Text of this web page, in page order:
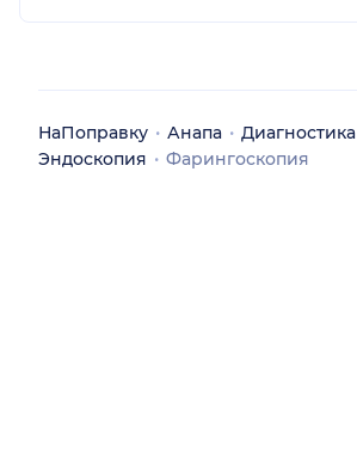
НаПоправку Анапа
Диагностика
Эндоскопия
Фарингоскопия